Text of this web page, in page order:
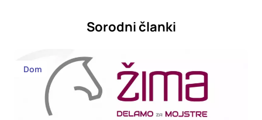
Sorodni članki
Dom